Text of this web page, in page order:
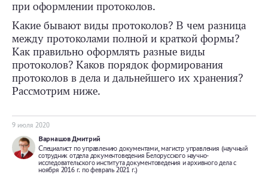
при оформлении протоколов.
Какие бывают виды протоколов? В чем разница
между протоколами полной и краткой формы?
Как правильно оформлять разные виды
протоколов? Каков порядок формирования
протоколов в дела и дальнейшего их хранения?
Рассмотрим ниже.
9 июля 2020
Варнашов Дмитрий
Специалист по управлению документами, магистр управления (научный
сотрудник отдела документоведения Белорусского научно-
исследовательского института документоведения и архивного дела с
ноября 2016 г. по февраль 2021 г.)